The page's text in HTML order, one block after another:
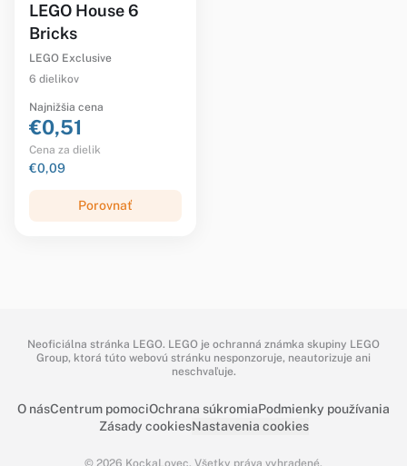
LEGO House 6
Bricks
LEGO Exclusive
6 dielikov
Najnižšia cena
€0,51
Cena za dielik
€0,09
Porovnať
Neoficiálna stránka LEGO. LEGO je ochranná známka skupiny LEGO
Group, ktorá túto webovú stránku nesponzoruje, neautorizuje ani
neschvaľuje.
O násCentrum pomociOchrana súkromiaPodmienky používania
Zásady cookiesNastavenia cookies
© 2026 KockaLovec. Všetky práva vyhradené.